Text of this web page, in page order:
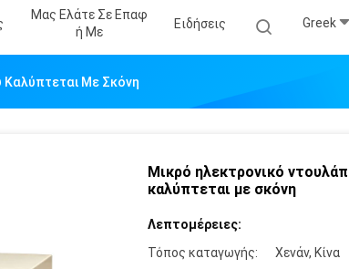
Μας Ελάτε Σε Επαφ
Ή Με
Ειδήσεις Greek
Καλύπτεται Με Σκόνη
Μικρό ηλεκτρονικό
καλύπτεται με σκόνη
Λεπτομέρειες:
Τόπος καταγωγής:
Χενάν, Κίνα